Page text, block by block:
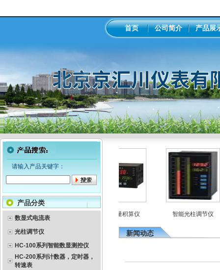
首页 公司简介 产品展
请输入产品关键字：
产品分类
数显式电流表
光柱调节仪
HC-100系列智能数显测控仪
HC-200系列计数器，定时器，
转速表
彩色无纸记录仪 智能流量积算仪 智能光柱调节仪
新闻动态